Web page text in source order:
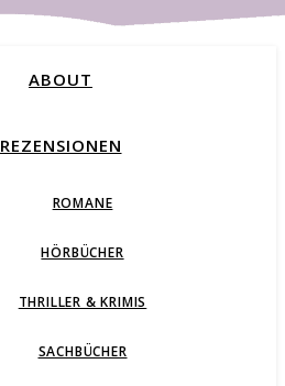
ABOUT
REZENSIONEN
ROMANE
HÖRBÜCHER
THRILLER & KRIMIS
SACHBÜCHER